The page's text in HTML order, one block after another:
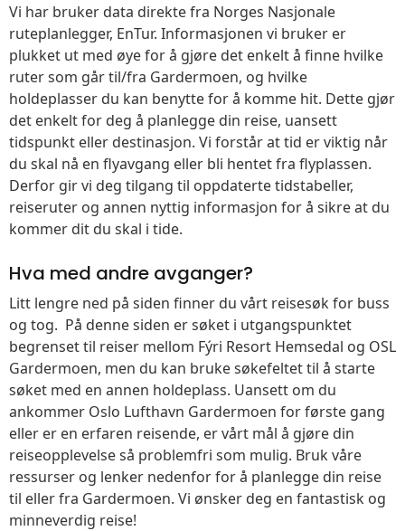
Vi har bruker data direkte fra Norges Nasjonale
ruteplanlegger, EnTur. Informasjonen vi bruker er
plukket ut med øye for å gjøre det enkelt å finne hvilke
ruter som går til/fra Gardermoen, og hvilke
holdeplasser du kan benytte for å komme hit. Dette gjør
det enkelt for deg å planlegge din reise, uansett
tidspunkt eller destinasjon. Vi forstår at tid er viktig når
du skal nå en flyavgang eller bli hentet fra flyplassen.
Derfor gir vi deg tilgang til oppdaterte tidstabeller,
reiseruter og annen nyttig informasjon for å sikre at du
kommer dit du skal i tide.
Hva med andre avganger?
Litt lengre ned på siden finner du vårt reisesøk for buss
og tog. På denne siden er søket i utgangspunktet
begrenset til reiser mellom Fýri Resort Hemsedal og OSL
Gardermoen, men du kan bruke søkefeltet til å starte
søket med en annen holdeplass. Uansett om du
ankommer Oslo Lufthavn Gardermoen for første gang
eller er en erfaren reisende, er vårt mål å gjøre din
reiseopplevelse så problemfri som mulig. Bruk våre
ressurser og lenker nedenfor for å planlegge din reise
til eller fra Gardermoen. Vi ønsker deg en fantastisk og
minneverdig reise!